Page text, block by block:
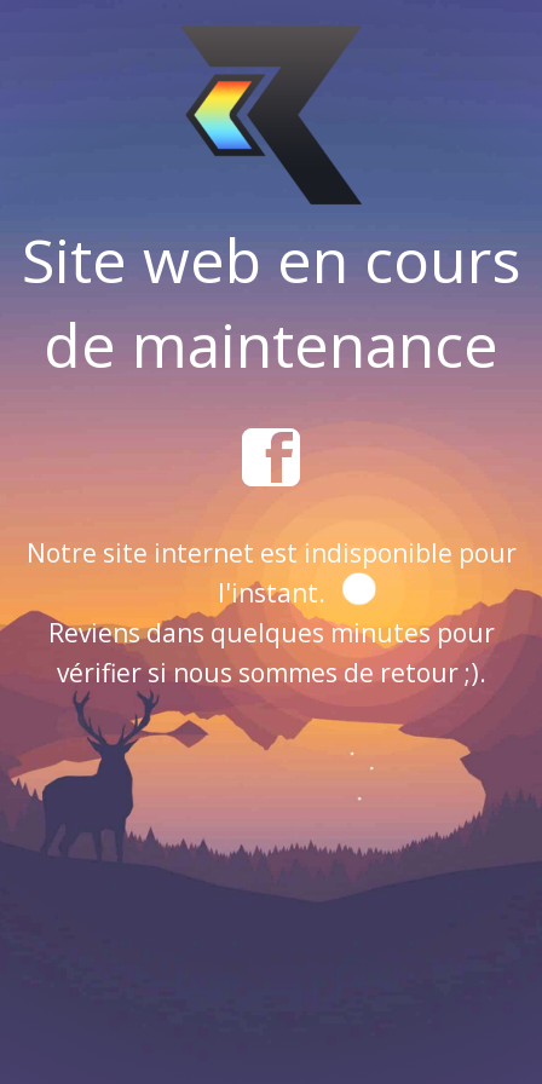
Site web en cours
de maintenance
Notre site internet est indisponible pour
l'instant.
Reviens dans quelques minutes pour
vérifier si nous sommes de retour ;).